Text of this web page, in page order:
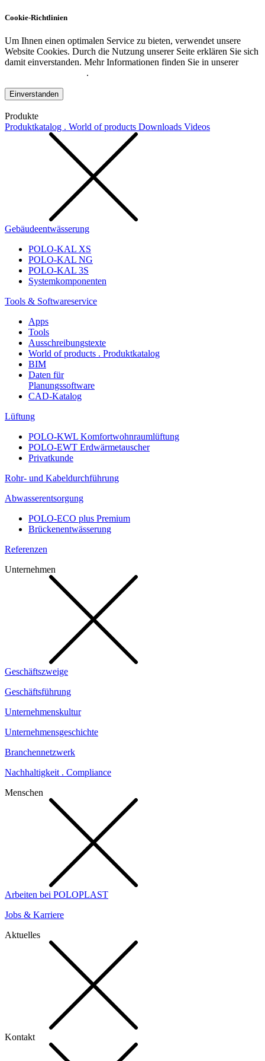
Cookie-Richtlinien
Um Ihnen einen optimalen Service zu bieten, verwendet unsere
Website Cookies. Durch die Nutzung unserer Seite erklären Sie sich
damit einverstanden. Mehr Informationen finden Sie in unserer
.
Einverstanden
Produkte
Produktkatalog . World of products Downloads Videos
Gebäudeentwässerung
POLO-KAL XS
POLO-KAL NG
POLO-KAL 3S
Systemkomponenten
Tools & Softwareservice
Apps
Tools
Ausschreibungstexte
World of products . Produktkatalog
BIM
Daten für
Planungssoftware
CAD-Katalog
Lüftung
POLO-KWL Komfortwohnraumlüftung
POLO-EWT Erdwärmetauscher
Privatkunde
Rohr- und Kabeldurchführung
Abwasserentsorgung
POLO-ECO plus Premium
Brückenentwässerung
Referenzen
Unternehmen
Geschäftszweige
Geschäftsführung
Unternehmenskultur
Unternehmensgeschichte
Branchennetzwerk
Nachhaltigkeit . Compliance
Menschen
Arbeiten bei POLOPLAST
Jobs & Karriere
Aktuelles
Kontakt